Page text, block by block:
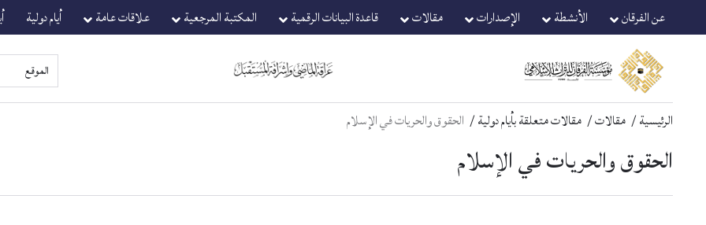
to
content
to
navigation
عن الفرقان الأنشطة الإصدارات مقالات قاعدة البيانات الرقمية المكتبة المرجعية علاقات عامة أيام دولية
الرئيسية مقالات مقالات متعلقة بأيام دولية الحقوق والحريات في الإسلام
الحقوق والحريات في الإسلام